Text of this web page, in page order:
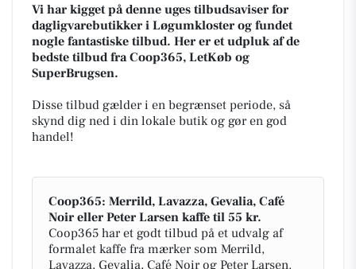
Vi har kigget på denne uges tilbudsaviser for
dagligvarebutikker i Løgumkloster og fundet
nogle fantastiske tilbud. Her er et udpluk af de
bedste tilbud fra Coop365, LetKøb og
SuperBrugsen.
Disse tilbud gælder i en begrænset periode, så
skynd dig ned i din lokale butik og gør en god
handel!
Coop365: Merrild, Lavazza, Gevalia, Café
Noir eller Peter Larsen kaffe til 55 kr.
Coop365 har et godt tilbud på et udvalg af
formalet kaffe fra mærker som Merrild,
Lavazza, Gevalia, Café Noir og Peter Larsen.